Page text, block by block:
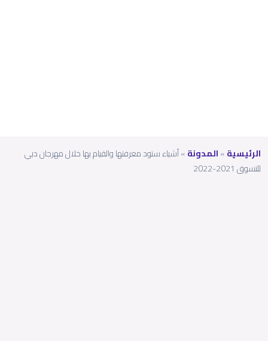
الرئيسية»المدونة»أشياء ستود معرفتها والقيام بها خلال مهرجان دبي
للتسوق 2021-2022